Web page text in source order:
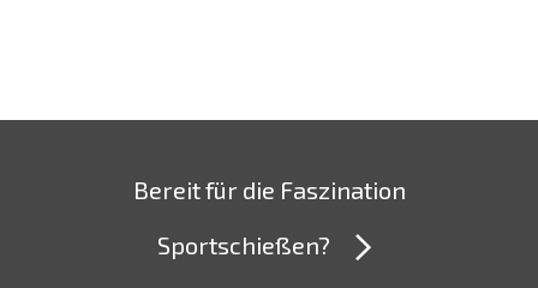
Bereit für die Faszination
Sportschießen?